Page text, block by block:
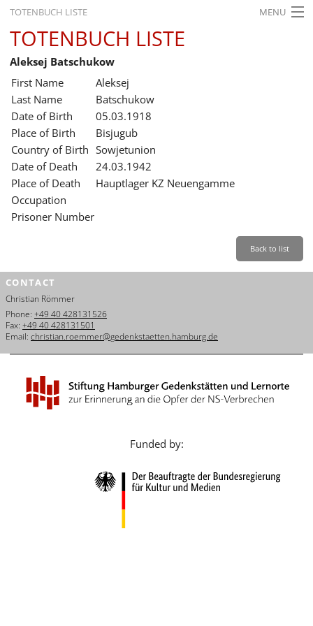
TOTENBUCH LISTE MENU
STARTSEITE
AUSSTELLUNGEN
GESCHICHTE
BILDUNG
FORSCHUNG
SERVICE
Leichte Sprache
Dansk
Español
Italiano
Nederlands
Português
TOTENBUCH LISTE
Aleksej Batschukow
First Name
Aleksej
Last Name
Batschukow
Date of Birth
05.03.1918
Place of Birth
Bisjugub
Country of Birth Sowjetunion
Date of Death
24.03.1942
Place of Death
Hauptlager KZ Neuengamme
Occupation
Prisoner Number
Back to list
CONTACT
Christian Römmer
Phone: +49 40 428131526
Fax: +49 40 428131501
Email: christian.roemmer@gedenkstaetten.hamburg.de
Funded by: